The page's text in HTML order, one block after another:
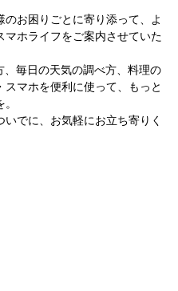
のお困りごとに寄り添って、よ
マホライフをご案内させていた
、毎日の天気の調べ方、料理の
スマホを便利に使って、もっと
いでに、お気軽にお立ち寄りく